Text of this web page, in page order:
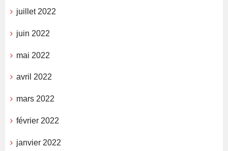
juillet 2022
juin 2022
mai 2022
avril 2022
mars 2022
février 2022
janvier 2022